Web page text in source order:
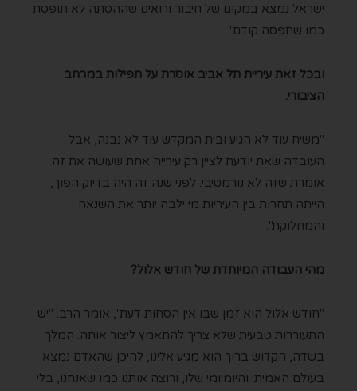
ישראל נמצא במקום של חיבור ורואים שההסתה לא תופסת
כמו שתפסה קודם".
ובכל זאת עיריית תל אביב אוסרת על תפילות במרחב
הציבורי.
"משיח עוד לא הגיע ובית המקדש עוד לא נבנה, אבל
העובדה שאת יודעת לציין רק עירייה אחת שעושה את זה
אומרת שזה לא נורמטיבי. לפני שנה זה היה בדיוק הפוך,
הייתה תחרות בין העיריות מי ילבה יותר את השנאה
והמחלוקת".
מהי העבודה המיוחדת של חודש אלול?
"חודש אלול הוא זמן שבו אין הסחות דעת", אומר הרב. "יש
התעוררות טבעית שלא צריך להתאמץ ליצור אותה. המלך
בשדה, הקדוש ברוך הוא מגיע אלינו, להיכן שהאדם נמצא
בעולם האמיתי והיומיומי שלו, ורוצה אותנו כמו שאנחנו, בלי